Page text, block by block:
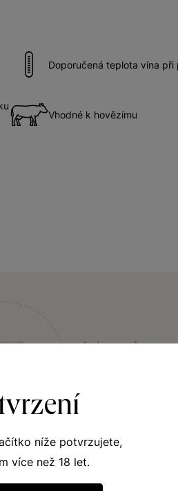
Doporučená teplota vína při
Vhodné k hovězímu
VINIČNÍ TRATĚ
Viniční trať Přední
Nedaleko
loveckého zámečku v
níže potvrzujete,
více než 18 let.